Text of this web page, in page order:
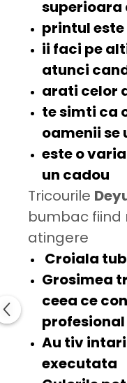
superioara
printul este
ii faci pe
atunci
arati celor
te simti ca
oamenii se
este o
un cadou
Tricourile
bumbac fiind
atingere
Croiala
Grosimea
ceea ce
profesional
Au tiv
executata